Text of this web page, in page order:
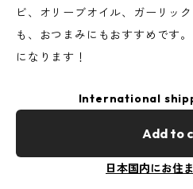
ビ、オリーブオイル、ガーリッ
も、おつまみにもおすすめです
になります！
International
Add to
日本国内にお住